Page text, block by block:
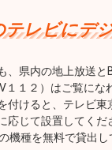
レビにデ
、県内の地上放送と
１１２）はご覧にな
付けると、テレビ
応じて設置してくだ
機種を無料で貸出し